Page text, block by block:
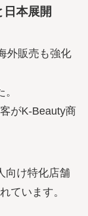
本展開
外販売も強化
がK-Beauty商
向け特化店舗
ています。